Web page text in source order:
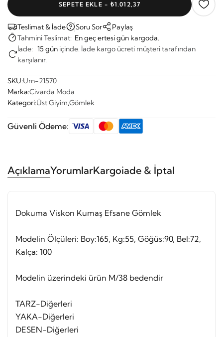
SEPETE EKLE - ₺1.012,37
Teslimat & İade Soru Sor
Paylaş
Tahmini Teslimat: En geç ertesi gün kargoda.
İade: 15 gün içinde. İade kargo ücreti müşteri tarafından
karşılanır.
SKU:Urn-21570
Marka:Civarda Moda
Kategori:Üst Giyim,Gömlek
Güvenli Ödeme:
AçıklamaYorumlarKargoiade & İptal
Dokuma Viskon Kumaş Efsane Gömlek
Modelin Ölçüleri: Boy:165, Kg:55, Göğüs:90, Bel:72,
Kalça: 100
Modelin üzerindeki ürün M/38 bedendir
TARZ-Diğerleri
YAKA-Diğerleri
DESEN-Diğerleri